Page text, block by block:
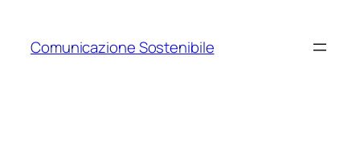
contenuto
Comunicazione Sostenibile